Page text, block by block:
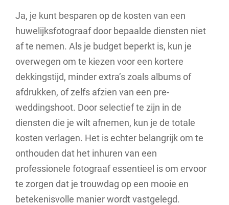
Ja, je kunt besparen op de kosten van een
huwelijksfotograaf door bepaalde diensten niet
af te nemen. Als je budget beperkt is, kun je
overwegen om te kiezen voor een kortere
dekkingstijd, minder extra’s zoals albums of
afdrukken, of zelfs afzien van een pre-
weddingshoot. Door selectief te zijn in de
diensten die je wilt afnemen, kun je de totale
kosten verlagen. Het is echter belangrijk om te
onthouden dat het inhuren van een
professionele fotograaf essentieel is om ervoor
te zorgen dat je trouwdag op een mooie en
betekenisvolle manier wordt vastgelegd.